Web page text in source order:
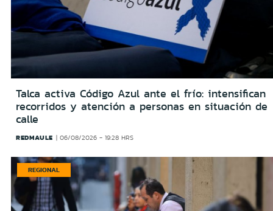
Talca activa Código Azul ante el frío: intensifican
recorridos y atención a personas en situación de
calle
REDMAULE 06/08/2026 - 19:28 HRS
REGIONAL